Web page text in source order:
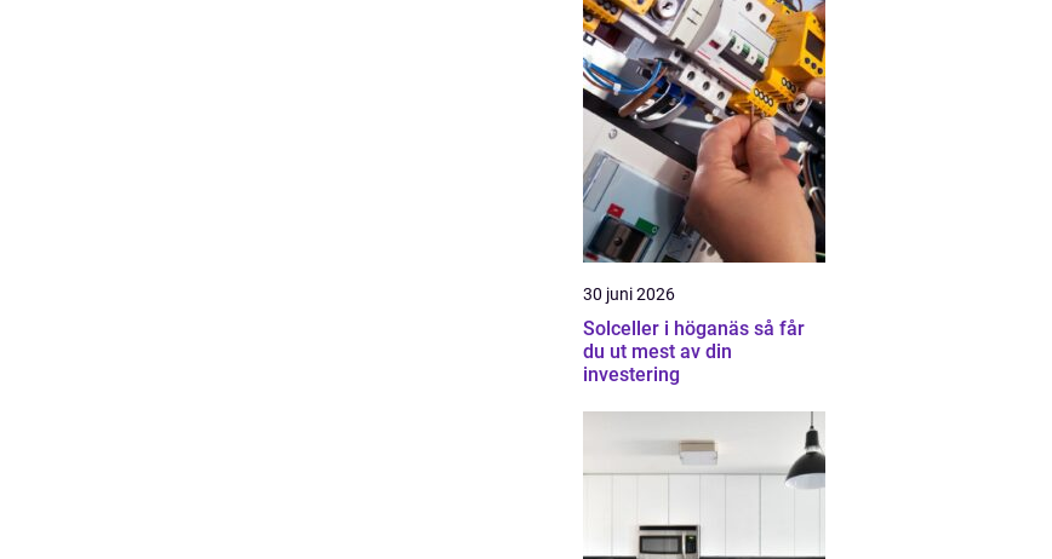
30 juni 2026
Solceller i höganäs så får
du ut mest av din
investering